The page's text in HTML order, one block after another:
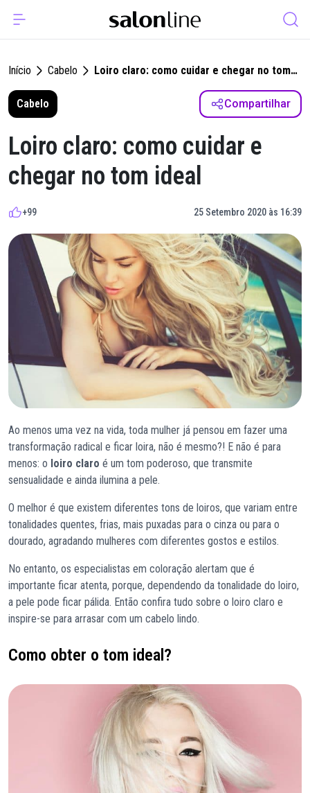
Início Cabelo
Loiro claro: como cuidar e chegar no tom
Cabelo
Compartilhar
Loiro claro: como cuidar e
chegar no tom ideal
+99 25 Setembro 2020 às 16:39
Ao menos uma vez na vida, toda mulher já pensou em fazer uma
transformação radical e ficar loira, não é mesmo?! E não é para
menos: o loiro claro é um tom poderoso, que transmite
sensualidade e ainda ilumina a pele.
O melhor é que existem diferentes tons de loiros, que variam entre
tonalidades quentes, frias, mais puxadas para o cinza ou para o
dourado, agradando mulheres com diferentes gostos e estilos.
No entanto, os especialistas em coloração alertam que é
importante ficar atenta, porque, dependendo da tonalidade do loiro,
a pele pode ficar pálida. Então confira tudo sobre o loiro claro e
inspire-se para arrasar com um cabelo lindo.
Como obter o tom ideal?